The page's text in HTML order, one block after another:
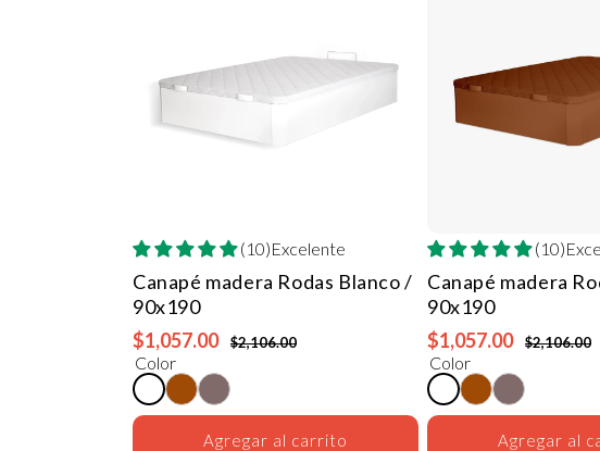
(10)Excelente
Canapé madera Rodas Blanco /
90x190
$1,057.00
$2,106.00
Color
Agregar al carrito
Canapé madera
90x190
$1,057.00
$2,106.00
Color
Agregar al